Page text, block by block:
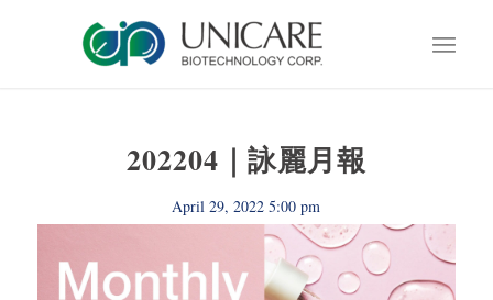
202204｜詠麗月報
April 29, 2022 5:00 pm